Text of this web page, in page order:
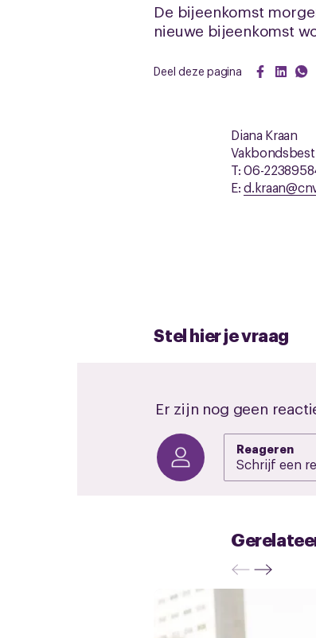
De bijeenkomst
nieuwe bijeenkomst
Deel deze pagina
Diana Kraan
T: 06-
E:
Stel hier je vraag
Er zijn nog geen
Reageren